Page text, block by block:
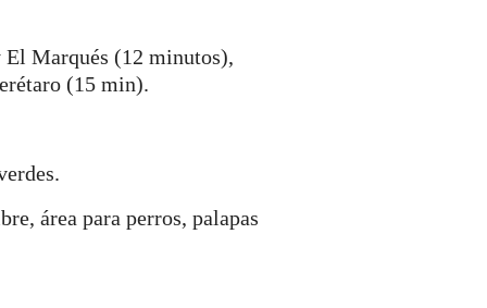
El Marqués (12 minutos),
(15 min).
área para perros, palapas